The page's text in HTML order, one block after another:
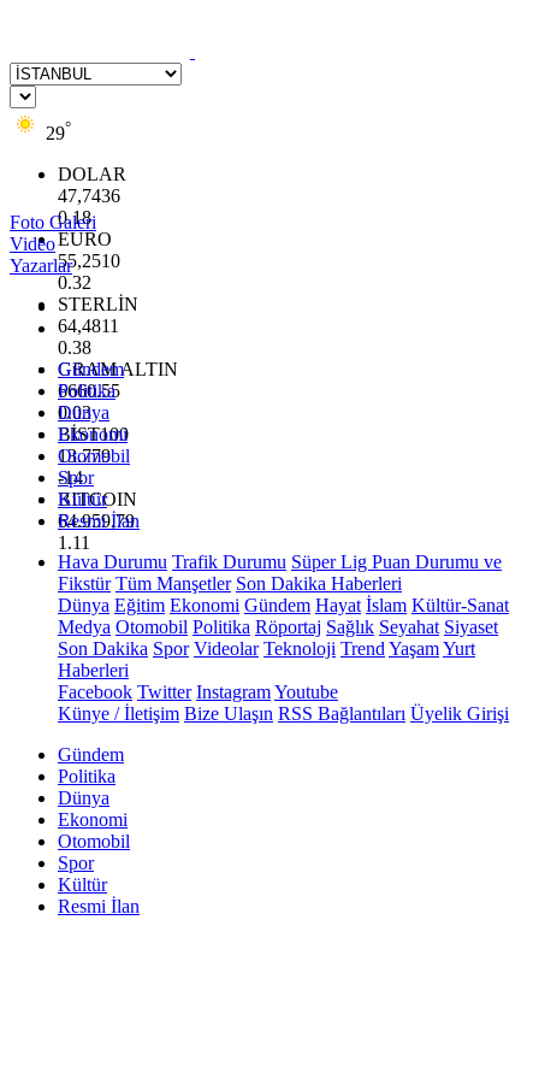
29°
DOLAR
47,7436
0.18
EURO
55,2510
0.32
STERLİN
64,4811
0.38
GRAM ALTIN
6660.55
0.03
BİST100
13.779
-14
BITCOIN
64.959,79
1.11
Foto Galeri
Video
Yazarlar
Gündem
Politika
Dünya
Ekonomi
Otomobil
Spor
Kültür
Resmi İlan
Hava Durumu Trafik Durumu Süper Lig Puan Durumu ve
Fikstür Tüm Manşetler Son Dakika Haberleri
Dünya Eğitim Ekonomi Gündem Hayat İslam Kültür-Sanat
Medya Otomobil Politika Röportaj Sağlık Seyahat Siyaset
Son Dakika Spor Videolar Teknoloji Trend YaşamYurt
Haberleri
Facebook Twitter InstagramYoutube
Künye / İletişim Bize Ulaşın RSS Bağlantıları Üyelik Girişi
Gündem
Politika
Dünya
Ekonomi
Otomobil
Spor
Kültür
Resmi İlan